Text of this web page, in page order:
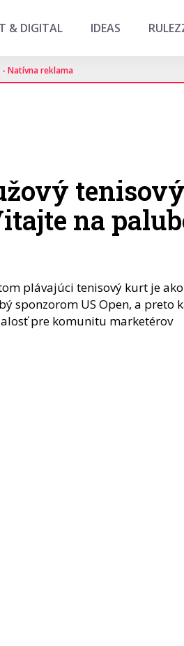
& DIGITAL IDEAS
- Natívna reklama
tenisový
na
plávajúci tenisový kurt je
sponzorom US Open, a preto
pre komunitu marketérov